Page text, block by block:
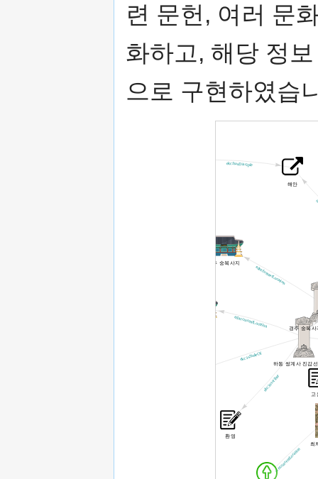
련 문헌, 여러 문
화하고, 해당 정
으로 구현하였습